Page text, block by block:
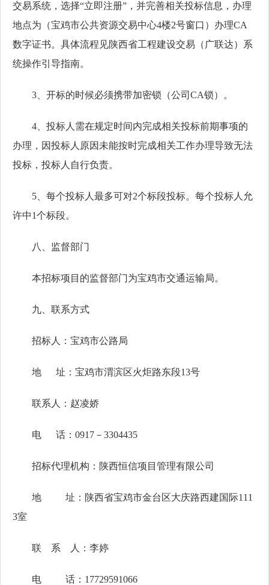
交易系统，选择“立即注册”，并完善相关投标信息，办理
地点为（宝鸡市公共资源交易中心4楼2号窗口）办理CA
数字证书。具体流程见陕西省工程建设交易（广联达）系
统操作引导指南。
3、开标的时候必须携带加密锁（公司CA锁）。
4、投标人需在规定时间内完成相关投标前期事项的
办理，因投标人原因未能按时完成相关工作办理导致无法
投标，投标人自行负责。
5、每个投标人最多可对2个标段投标。每个投标人允
许中1个标段。
八、监督部门
本招标项目的监督部门为宝鸡市交通运输局。
九、联系方式
招标人：宝鸡市公路局
地 址：宝鸡市渭滨区火炬路东段13号
联系人：赵凌娇
电 话：0917－3304435
招标代理机构：陕西恒信项目管理有限公司
地 址：陕西省宝鸡市金台区大庆路西建国际111
3室
联 系 人：李婷
电 话：17729591066